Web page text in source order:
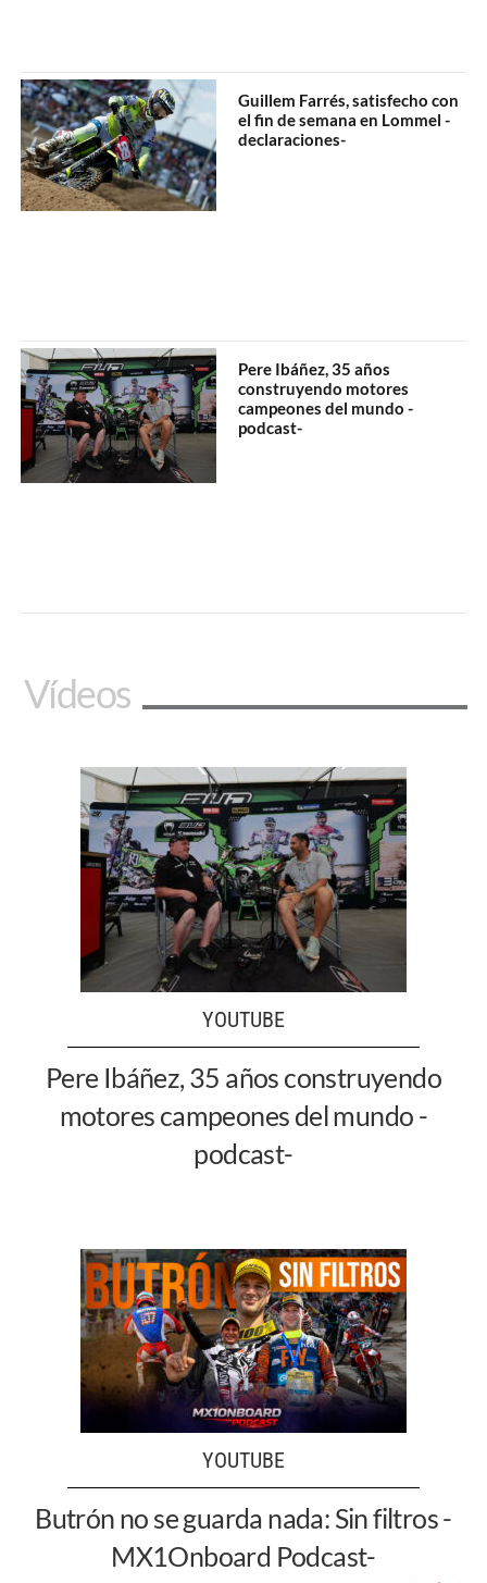
Guillem Farrés, satisfecho con
el fin de semana en Lommel -
declaraciones-
Pere Ibáñez, 35 años
construyendo motores
campeones del mundo -
podcast-
Vídeos
YOUTUBE
Pere Ibáñez, 35 años construyendo
motores campeones del mundo -
podcast-
YOUTUBE
Butrón no se guarda nada: Sin filtros -
MX1Onboard Podcast-